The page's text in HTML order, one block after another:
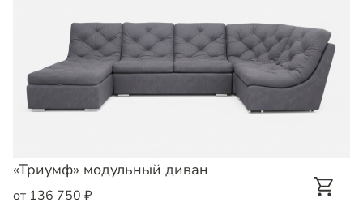
«Триумф» модульный диван
от 136 750 ₽